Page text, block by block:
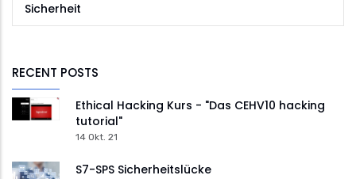
Sicherheit
RECENT POSTS
Ethical Hacking Kurs - "Das CEHV10 hacking
tutorial"
14 Okt. 21
S7-SPS Sicherheitslücke